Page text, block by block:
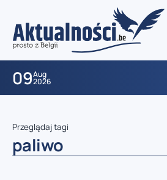
09Aug
2026
Przeglądaj tagi
paliwo